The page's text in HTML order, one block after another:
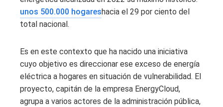
unos 500.000 hogareshacia el 29 por ciento del
total nacional.
Es en este contexto que ha nacido una iniciativa
cuyo objetivo es direccionar ese exceso de energía
eléctrica a hogares en situación de vulnerabilidad. El
proyecto, capitán de la empresa EnergyCloud,
agrupa a varios actores de la administración pública,